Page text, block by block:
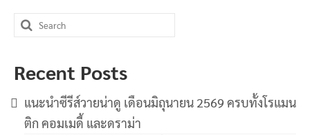
Search
for:
Recent Posts
แนะนำซีรีส์วายน่าดู เดือนมิถุนายน 2569 ครบทั้งโรแมน
ติก คอมเมดี้ และดราม่า